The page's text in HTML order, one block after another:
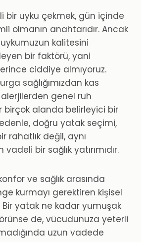
bir uyku çekmek, gün içinde
olmanın anahtarıdır. Ancak
kalitesini
bir faktörü, yani
ciddiye almıyoruz.
sağlığımızdan kas
genel ruh
birçok alanda belirleyici bir
doğru yatak seçimi,
rahatlık değil, aynı
bir sağlık yatırımıdır.
ve sağlık arasında
kurmayı gerektiren kişisel
Bir yatak ne kadar yumuşak
de, vücudunuza yeterli
uzun vadede